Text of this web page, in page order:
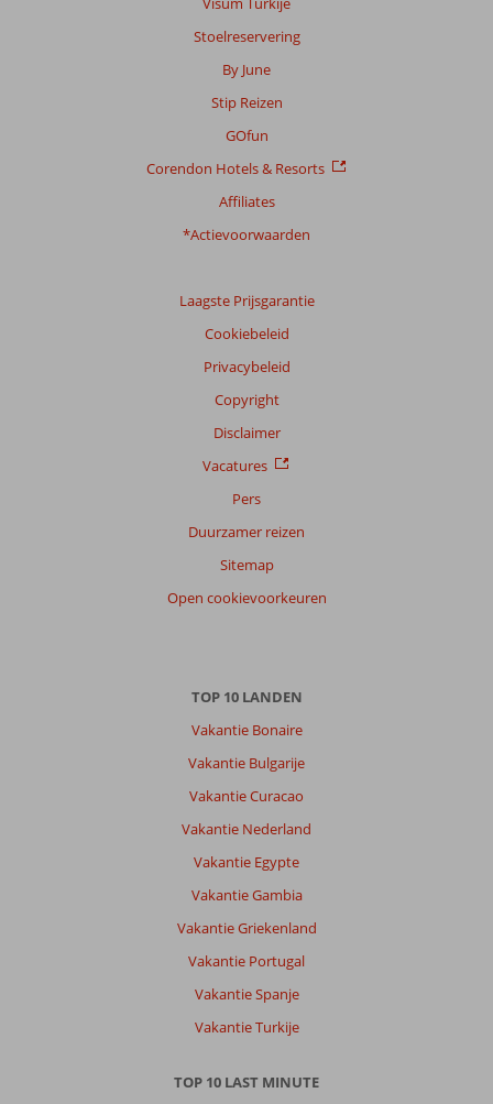
Stoelreservering
By June
Stip Reizen
GOfun
Corendon Hotels & Resorts
Affiliates
*Actievoorwaarden
Laagste Prijsgarantie
Cookiebeleid
Privacybeleid
Copyright
Disclaimer
Vacatures
Pers
Duurzamer reizen
Sitemap
Open cookievoorkeuren
TOP 10 LANDEN
Vakantie Bonaire
Vakantie Bulgarije
Vakantie Curacao
Vakantie Nederland
Vakantie Egypte
Vakantie Gambia
Vakantie Griekenland
Vakantie Portugal
Vakantie Spanje
Vakantie Turkije
TOP 10 LAST MINUTE